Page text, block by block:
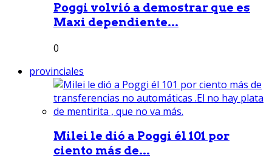
Poggi volvió a demostrar que es
Maxi dependiente...
0
provinciales
Milei le dió a Poggi él 101 por
ciento más de...